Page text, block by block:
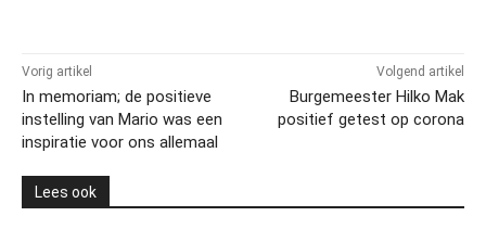
Vorig artikel
In memoriam; de positieve
instelling van Mario was een
inspiratie voor ons allemaal
Volgend artikel
Burgemeester Hilko Mak
positief getest op corona
Lees ook